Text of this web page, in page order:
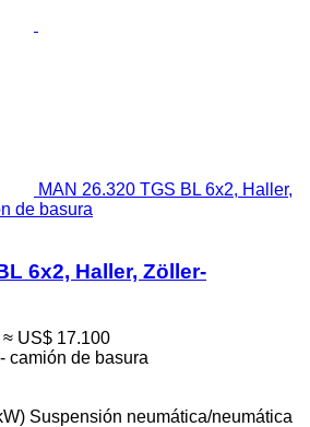
MAN 26.320 TGS BL 6x2, Haller,
de basura
6x2, Haller, Zöller-
≈ US$ 17.100
camión de basura
Suspensión neumática/neumática